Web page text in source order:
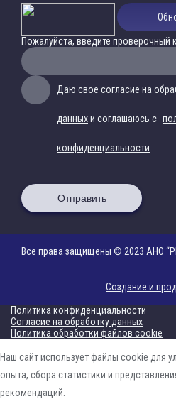
Пожалуйста, введите проверочный
Даю свое согласие на
данныхи соглашаюсь с
конфиденциальности
Отправить
Все права защищены © 2023 АНО
Создание и
Политика конфиденциальности
Согласие на обработку данных
Политика обработки файлов cookie
Наш сайт использует файлы cookie для
опыта, сбора статистики и
рекомендаций.